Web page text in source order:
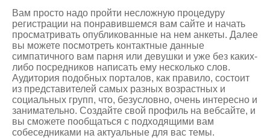
Вам просто надо пройти несложную процедуру
регистрации на понравившемся вам сайте и начать
просматривать опубликованные на нем анкеты. Далее
вы можете посмотреть контактные данные
симпатичного вам парня или девушки и уже без каких-
либо посредников написать ему несколько слов.
Аудитория подобных порталов, как правило, состоит
из представителей самых разных возрастных и
социальных групп, что, безусловно, очень интересно и
занимательно. Создайте свой профиль на вебсайте, и
вы сможете пообщаться с подходящими вам
собеседниками на актуальные для вас темы.